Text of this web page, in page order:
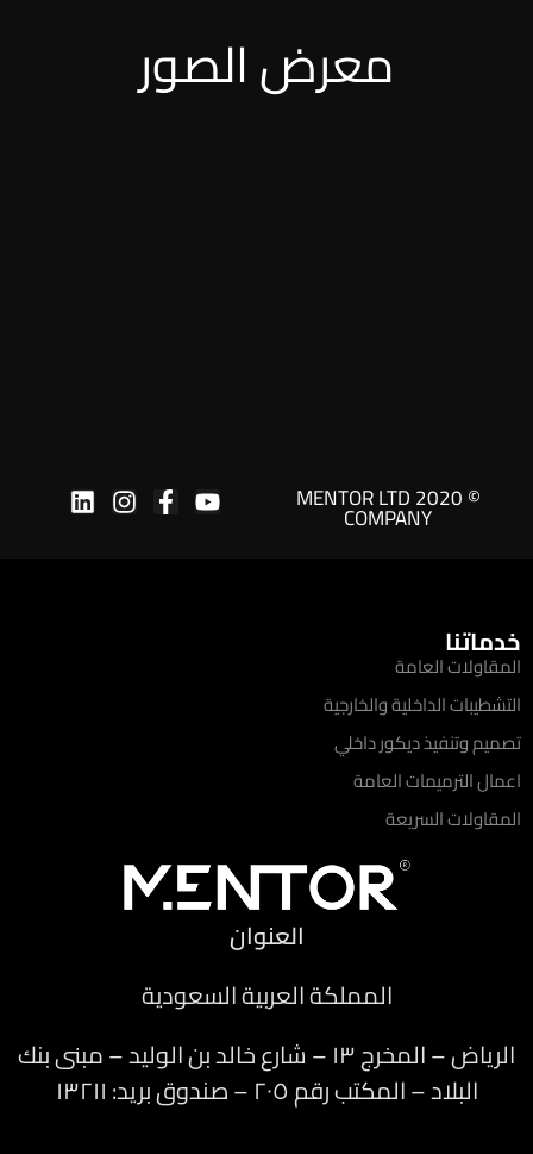
معرض الصور
© 2020 MENTOR LTD
COMPANY
خدماتنا
المقاولات العامة
التشطيبات الداخلية والخارجية
تصميم وتنفيذ ديكور داخلي
اعمال الترميمات العامة
المقاولات السريعة
العنوان
المملكة العربية السعودية
الرياض – المخرج ١٣ – شارع خالد بن الوليد – مبنى بنك
البلاد – المكتب رقم ٢٠٥ – صندوق بريد: ١٣٢١١